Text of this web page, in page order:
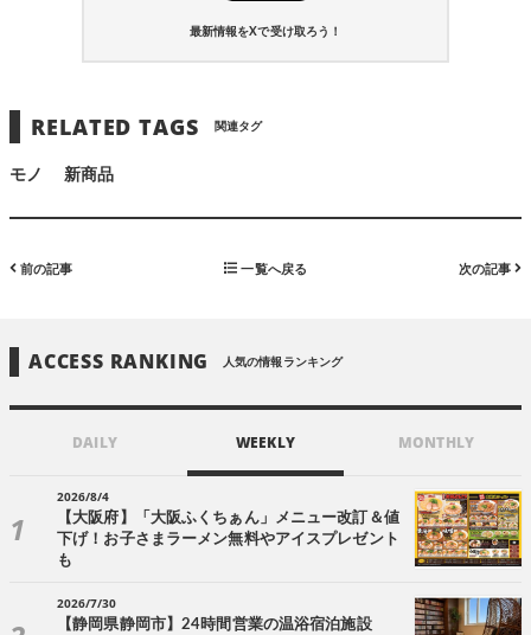
最新情報をXで受け取ろう！
RELATED TAGS 関連タグ
モノ 新商品
前の記事 一覧へ戻る 次の記事
ACCESS RANKING 人気の情報ランキング
DAILY WEEKLY MONTHLY
2026/8/4
【大阪府】「大阪ふくちぁん」メニュー改訂＆値
下げ！お子さまラーメン無料やアイスプレゼント
も
2026/7/30
【静岡県静岡市】24時間営業の温浴宿泊施設